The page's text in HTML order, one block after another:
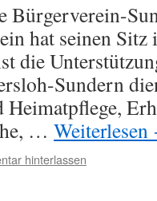
Bürgerverein-
hat seinen
die
Sundern
… Weiterlesen
hinterlassen